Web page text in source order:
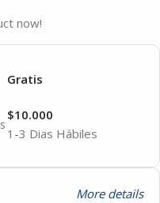
now!
Gratis
1-3 Dias Hábiles
$10.000
More details